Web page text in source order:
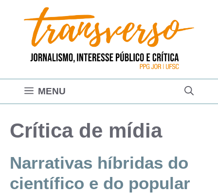
conteúdo
MENU
Crítica de mídia
Narrativas híbridas do
científico e do popular